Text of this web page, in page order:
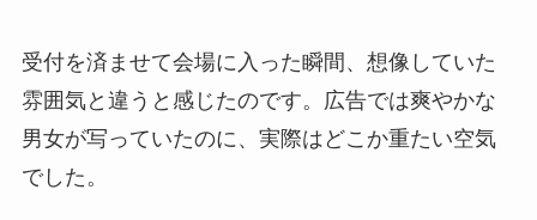
受付を済ませて会場に入った瞬間、想像していた
雰囲気と違うと感じたのです。広告では爽やかな
男女が写っていたのに、実際はどこか重たい空気
でした。